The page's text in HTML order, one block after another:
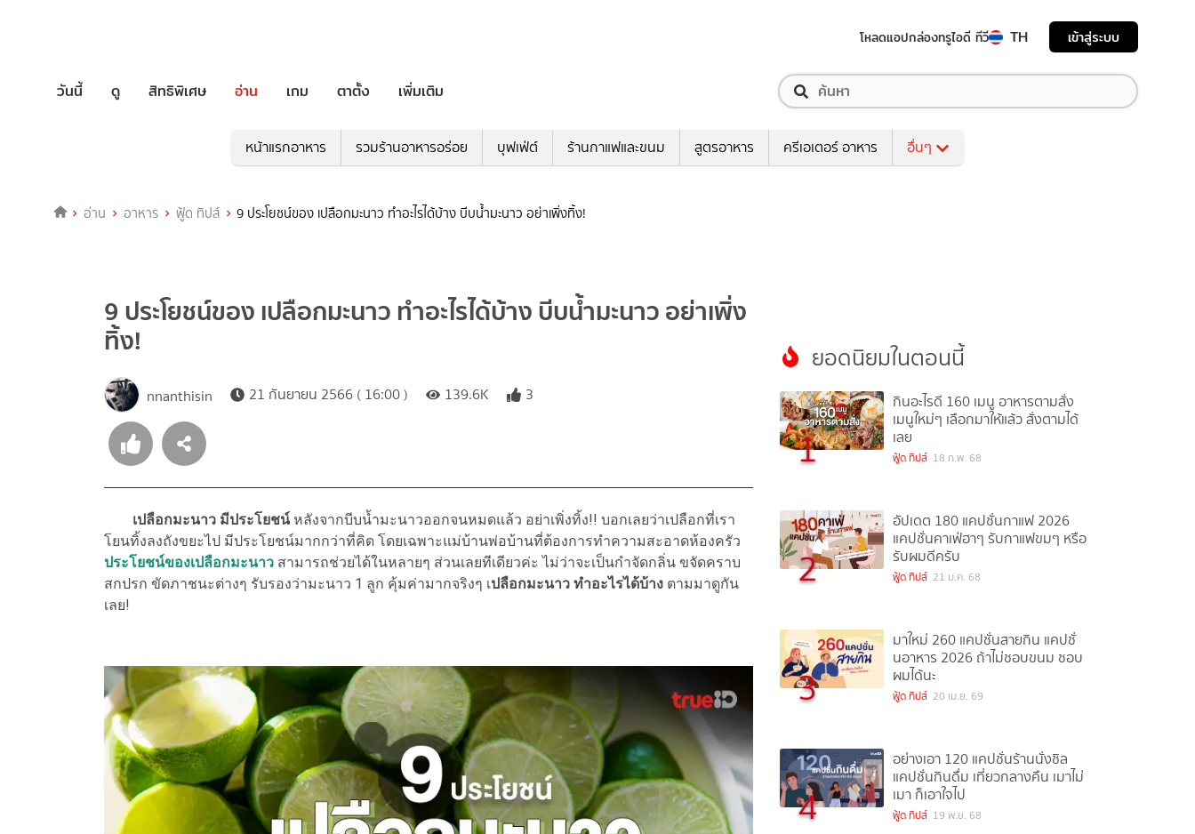
โหลดแอปกล่องทรูไอดี ทีวี TH เข้าสู่ระบบ
วันนี้ ดู สิทธิพิเศษ อ่าน เกม ตาตั้ง เพิ่มเติม
หน้าแรกอาหาร รวมร้านอาหารอร่อย บุฟเฟ่ต์ ร้านกาแฟและขนม สูตรอาหาร ครีเอเตอร์ อาหาร อื่นๆ
อ่าน อาหาร ฟู้ด ทิปส์ 9 ประโยชน์ของ เปลือกมะนาว ทำอะไรได้บ้าง บีบน้ำมะนาว อย่าเพิ่งทิ้ง!
9 ประโยชน์ของ เปลือกมะนาว ทำอะไรได้บ้าง บีบน้ำมะนาว อย่าเพิ่ง
ทิ้ง!
nnanthisin 21 กันยายน 2566 ( 16:00 ) 139.6K 3
เปลือกมะนาว มีประโยชน์หลังจากบีบน้ำมะนาวออกจนหมดแล้ว อย่าเพิ่งทิ้ง!! บอกเลยว่าเปลือกที่เรา
โยนทิ้งลงถังขยะไป มีประโยชน์มากกว่าที่คิด โดยเฉพาะแม่บ้านพ่อบ้านที่ต้องการทำความสะอาดห้องครัว
ประโยชน์ของเปลือกมะนาว สามารถช่วยได้ในหลายๆ ส่วนเลยทีเดียวค่ะ ไม่ว่าจะเป็นกำจัดกลิ่น ขจัดคราบ
สกปรก ขัดภาชนะต่างๆ รับรองว่ามะนาว 1 ลูก คุ้มค่ามากจริงๆ เปลือกมะนาว ทำอะไรได้บ้าง ตามมาดูกัน
เลย!
ยอดนิยมในตอนนี้
1
กินอะไรดี 160 เมนู อาหารตามสั่ง
เมนูใหม่ๆ เลือกมาให้แล้ว สั่งตามได้
เลย
ฟู้ด ทิปส์ 18 ก.พ. 68
2
อัปเดต 180 แคปชั่นกาแฟ 2026
แคปชั่นคาเฟ่ฮาๆ รับกาแฟขมๆ หรือ
รับผมดีครับ
ฟู้ด ทิปส์ 21 ม.ค. 68
3
มาใหม่ 260 แคปชั่นสายกิน แคปชั่
นอาหาร 2026 ถ้าไม่ชอบขนม ชอบ
ผมได้นะ
ฟู้ด ทิปส์ 20 เม.ย. 69
4
อย่างเอา 120 แคปชั่นร้านนั่งชิล
แคปชั่นกินดื่ม เที่ยวกลางคืน เมาไม่
เมา ก็เอาใจไป
ฟู้ด ทิปส์ 19 พ.ย. 68